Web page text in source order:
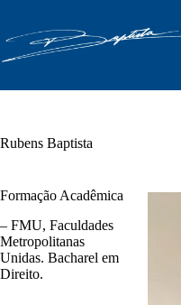
o
conteúdo
Rubens Baptista
Formação Acadêmica
– FMU, Faculdades
Metropolitanas
Unidas. Bacharel em
Direito.